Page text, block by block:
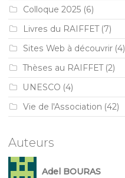
Colloque 2025 (6)
Livres du RAIFFET(7)
Sites Web à découvrir (4)
Thèses au RAIFFET(2)
UNESCO (4)
Vie de l'Association (42)
Auteurs
Adel BOURAS